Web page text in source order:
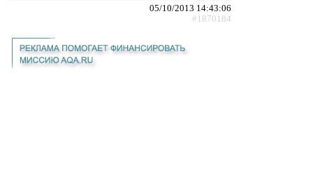
05/10/2013 14:43:06
#1870184